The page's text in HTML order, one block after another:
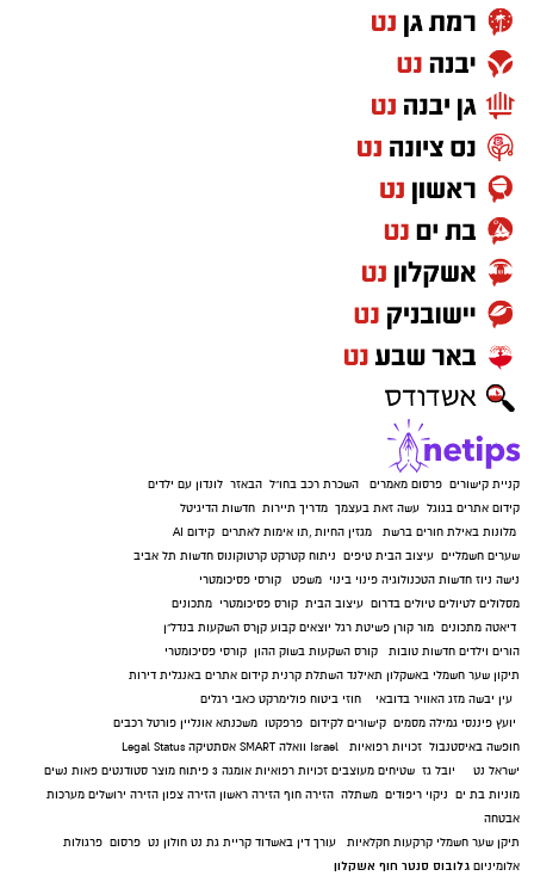
קניית קישורים פרסום מאמרים השכרת רכב בחו"ל הבאזר לונדון עם ילדים
קידום אתרים בגוגל עשה זאת בעצמך מדריך תיירות חדשות הדיגיטל
מלונות באילת חורים ברשת מגזין החיות ,תו אימות לאתרים קידום AI
שערים חשמליים עיצוב הבית טיפים ניתוח קטרקט קרטוקונוס חדשות תל אביב
נישה ניוז חדשות הטכנולוגיה פינוי בינוי משפט
קורסי פסיכומטרי
מסלולים לטיולים טיולים בדרום עיצוב הבית קורס פסיכומטרי מתכונים
דיאטה מתכונים מור קורן פשיטת רגל יוצאים קבוע קןרס השקעות בנדל"ן
הורים וילדים חדשות טובות קורס השקעות בשוק ההון קורסי פסיכומטרי
תיקון שער חשמלי באשקלון תאילנד השתלת קרנית קידום אתרים באנגלית דירות
עין יבשה מזג האוויר בדובאי חוזי ביטוח פולימרקט כאבי רגלים
יועץ פיננסי גמילה מסמים קישורים לקידום פרפקטו משכנתא אונליין פורטל רכבים
חופשה באיסטנבול זכויות רפואיות Israel וואלה SMART אסתטיקה Legal Status
ישראל נט
יובל גז שטיחים מעוצבים זכויות רפואיות אומגה 3 פיתוח מוצר סטודנטים פאות נשים
מוניות בת ים ניקוי ריפודים משתלה הזירה חוף הזירה ראשון הזירה צפון הזירה ירושלים מערכות
אבטחה
תיקן שער חשמלי קרקעות חקלאיות עורך דין באשדוד קריית גת נט חולון נט פרסום פרגולות
אלומיניום גלובוס סנטר חוף אשקלון